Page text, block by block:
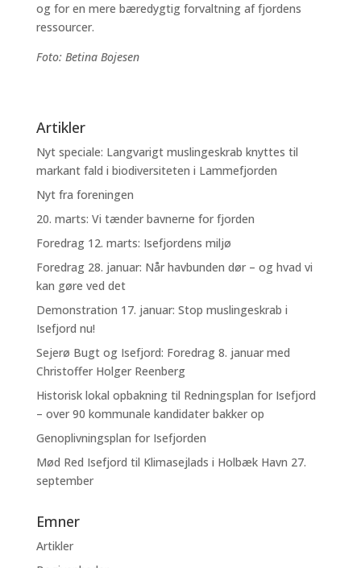
og for en mere bæredygtig forvaltning af fjordens
ressourcer.
Foto: Betina Bojesen
Artikler
Nyt speciale: Langvarigt muslingeskrab knyttes til
markant fald i biodiversiteten i Lammefjorden
Nyt fra foreningen
20. marts: Vi tænder bavnerne for fjorden
Foredrag 12. marts: Isefjordens miljø
Foredrag 28. januar: Når havbunden dør – og hvad vi
kan gøre ved det
Demonstration 17. januar: Stop muslingeskrab i
Isefjord nu!
Sejerø Bugt og Isefjord: Foredrag 8. januar med
Christoffer Holger Reenberg
Historisk lokal opbakning til Redningsplan for Isefjord
– over 90 kommunale kandidater bakker op
Genoplivningsplan for Isefjorden
Mød Red Isefjord til Klimasejlads i Holbæk Havn 27.
september
Emner
Artikler